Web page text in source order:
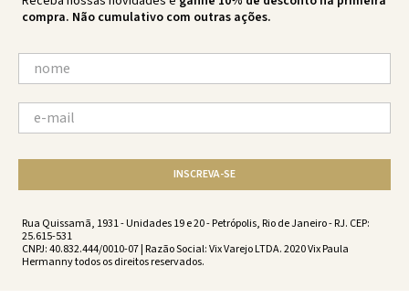
compra. Não cumulativo com outras ações.
INSCREVA-SE
Rua Quissamã, 1931 - Unidades 19 e 20 - Petrópolis, Rio de Janeiro - RJ. CEP:
25.615-531
CNPJ: 40.832.444/0010-07 | Razão Social: Vix Varejo LTDA. 2020 Vix Paula
Hermanny todos os direitos reservados.